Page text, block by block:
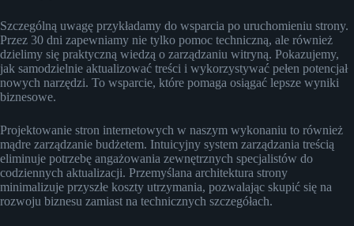
Szczególną uwagę przykładamy do wsparcia po uruchomieniu strony.
Przez 30 dni zapewniamy nie tylko pomoc techniczną, ale również
dzielimy się praktyczną wiedzą o zarządzaniu witryną. Pokazujemy,
jak samodzielnie aktualizować treści i wykorzystywać pełen potencjał
nowych narzędzi. To wsparcie, które pomaga osiągać lepsze wyniki
biznesowe.
Projektowanie stron internetowych w naszym wykonaniu to również
mądre zarządzanie budżetem. Intuicyjny system zarządzania treścią
eliminuje potrzebę angażowania zewnętrznych specjalistów do
codziennych aktualizacji. Przemyślana architektura strony
minimalizuje przyszłe koszty utrzymania, pozwalając skupić się na
rozwoju biznesu zamiast na technicznych szczegółach.